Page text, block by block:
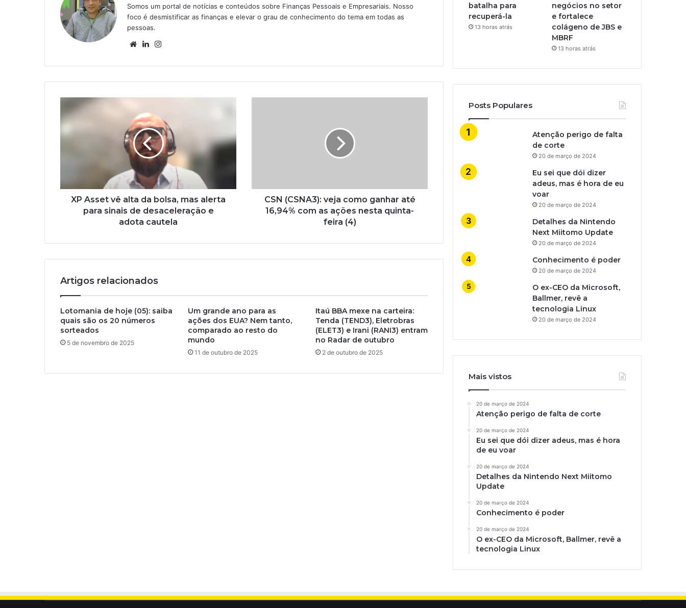
Somos um portal de notícias e conteúdos sobre Finanças Pessoais e Empresariais. Nosso
foco é desmistificar as finanças e elevar o grau de conhecimento do tema em todas as
pessoas.
WebsiteLinkedin
XP Asset vê alta da bolsa, mas alerta
para sinais de desaceleração e
adota cautela
CSN (CSNA3): veja como ganhar até
16,94% com as ações nesta quinta-
feira (4)
Artigos relacionados
Lotomania de hoje (05): saiba
quais são os 20 números
sorteados
5 de novembro de 2025
Um grande ano para as
ações dos EUA? Nem tanto,
comparado ao resto do
mundo
11 de outubro de 2025
Itaú BBA mexe na carteira:
Tenda (TEND3), Eletrobras
(ELET3) e Irani (RANI3) entram
no Radar de outubro
2 de outubro de 2025
batalha para
recuperá-la
13 horas atrás
negócios no setor
e fortalece
colágeno de JBS e
MBRF
13 horas atrás
Posts Populares
Atenção perigo de falta
de corte
20 de março de 2024
Eu sei que dói dizer
adeus, mas é hora de eu
voar
20 de março de 2024
Detalhes da Nintendo
Next Miitomo Update
20 de março de 2024
Conhecimento é poder
20 de março de 2024
O ex-CEO da Microsoft,
Ballmer, revê a
tecnologia Linux
20 de março de 2024
Mais vistos
20 de março de 2024
Atenção perigo de falta de corte
20 de março de 2024
Eu sei que dói dizer adeus, mas é hora
de eu voar
20 de março de 2024
Detalhes da Nintendo Next Miitomo
Update
20 de março de 2024
Conhecimento é poder
20 de março de 2024
O ex-CEO da Microsoft, Ballmer, revê a
tecnologia Linux